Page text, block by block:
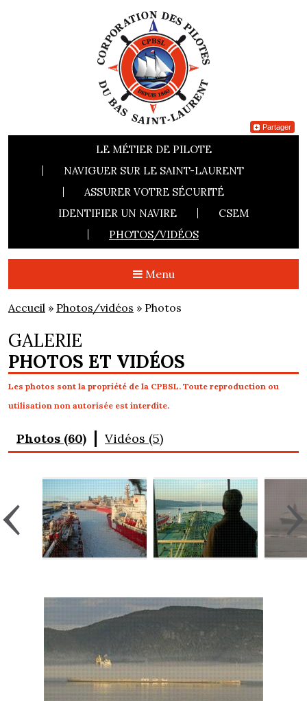
Partager
LE MÉTIER DE PILOTE
NAVIGUER SUR LE SAINT-LAURENT
ASSURER VOTRE SÉCURITÉ
IDENTIFIER UN NAVIRE
CSEM
PHOTOS/VIDÉOS
Menu
Accueil » Photos/vidéos » Photos
GALERIE
PHOTOS ET VIDÉOS
Les photos sont la propriété de la CPBSL. Toute reproduction ou
utilisation non autorisée est interdite.
Photos (60) Vidéos (5)
‹ ›